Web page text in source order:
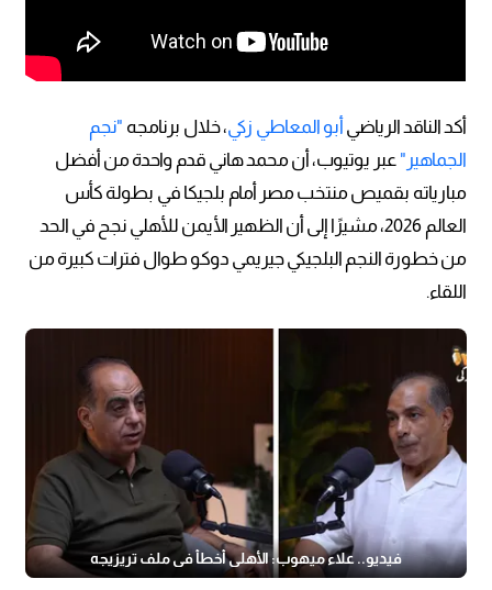
أكد الناقد الرياضيأبو المعاطي زكي، خلال برنامجه "نجم
الجماهير" عبر يوتيوب، أن محمد هاني قدم واحدة من أفضل
مبارياته بقميص منتخب مصر أمام بلجيكا في بطولة كأس
العالم 2026، مشيرًا إلى أن الظهير الأيمن للأهلي نجح في الحد
من خطورة النجم البلجيكي جيريمي دوكو طوال فترات كبيرة من
اللقاء.
فيديو.. علاء ميهوب: الأهلي أخطأ في ملف تريزيجه